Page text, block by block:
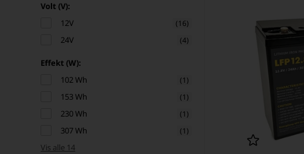
Volt (V):
12V
(16)
24V (4)
Effekt (W):
102 Wh
(1)
153 Wh (1)
230 Wh (1)
307 Wh (1)
Vis alle 14